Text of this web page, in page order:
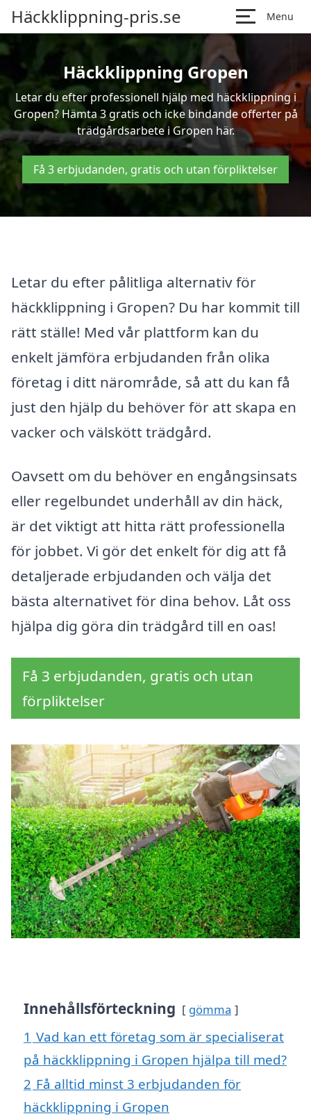
Häckklippning-pris.se Menu
Häckklippning Gropen
Letar du efter professionell hjälp med häckklippning i
Gropen? Hämta 3 gratis och icke bindande offerter på
trädgårdsarbete i Gropen här.
Få 3 erbjudanden, gratis och utan förpliktelser
Letar du efter pålitliga alternativ för
häckklippning i Gropen? Du har kommit till
rätt ställe! Med vår plattform kan du
enkelt jämföra erbjudanden från olika
företag i ditt närområde, så att du kan få
just den hjälp du behöver för att skapa en
vacker och välskött trädgård.
Oavsett om du behöver en engångsinsats
eller regelbundet underhåll av din häck,
är det viktigt att hitta rätt professionella
för jobbet. Vi gör det enkelt för dig att få
detaljerade erbjudanden och välja det
bästa alternativet för dina behov. Låt oss
hjälpa dig göra din trädgård till en oas!
Få 3 erbjudanden, gratis och utan
förpliktelser
Innehållsförteckning gömma
1 Vad kan ett företag som är specialiserat
på häckklippning i Gropen hjälpa till med?
2 Få alltid minst 3 erbjudanden för
häckklippning i Gropen